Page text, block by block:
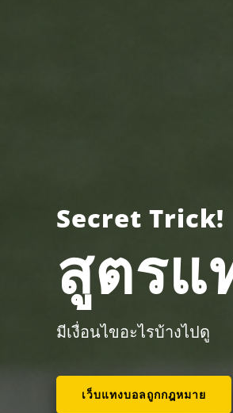
Secret Trick!
สูตรแ
มีเงื่อนไขอะไรบ้างไปดู
เว็บแทงบอลถูกกฎหมาย